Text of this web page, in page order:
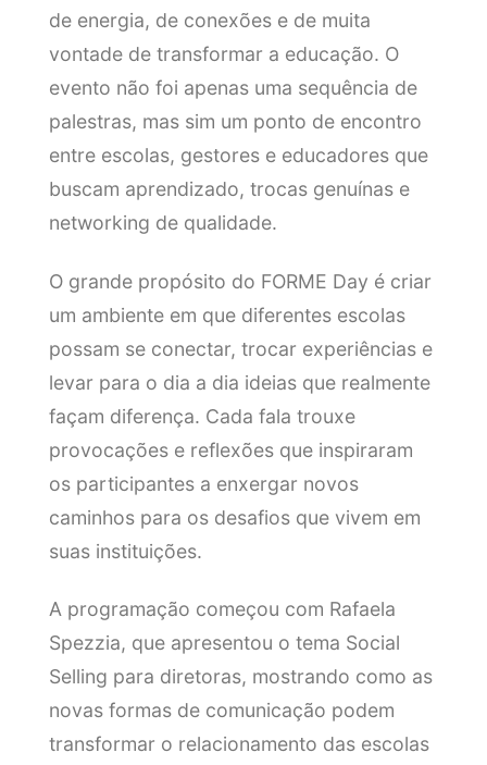
de energia, de conexões e de muita
vontade de transformar a educação. O
evento não foi apenas uma sequência de
palestras, mas sim um ponto de encontro
entre escolas, gestores e educadores que
buscam aprendizado, trocas genuínas e
networking de qualidade.
O grande propósito do FORME Day é criar
um ambiente em que diferentes escolas
possam se conectar, trocar experiências e
levar para o dia a dia ideias que realmente
façam diferença. Cada fala trouxe
provocações e reflexões que inspiraram
os participantes a enxergar novos
caminhos para os desafios que vivem em
suas instituições.
A programação começou com Rafaela
Spezzia, que apresentou o tema Social
Selling para diretoras, mostrando como as
novas formas de comunicação podem
transformar o relacionamento das escolas